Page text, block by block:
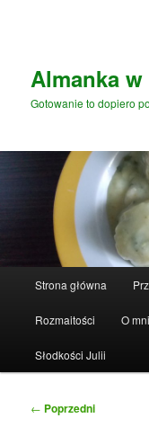
Almanka
Gotowanie to dopiero
Strona główna
Rozmaitości O
Słodkości Julii
Nawigacja
← Poprzedni